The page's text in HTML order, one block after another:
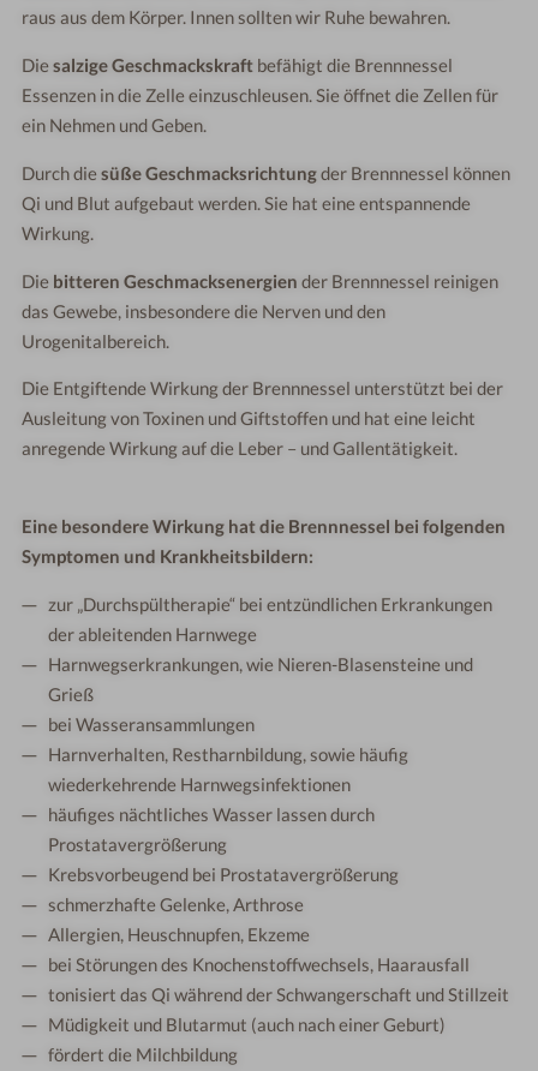
raus aus dem Körper. Innen sollten wir Ruhe bewahren.
Diesalzige Geschmackskraft befähigt die Brennnessel
Essenzen in die Zelle einzuschleusen. Sie öffnet die Zellen für
ein Nehmen und Geben.
Durch diesüße Geschmacksrichtungder Brennnessel können
Qi und Blut aufgebaut werden. Sie hat eine entspannende
Wirkung.
Die bitteren Geschmacksenergien der Brennnessel reinigen
das Gewebe, insbesondere die Nerven und den
Urogenitalbereich.
Die Entgiftende Wirkung der Brennnessel unterstützt bei der
Ausleitung von Toxinen und Giftstoffen und hat eine leicht
anregende Wirkung auf die Leber – und Gallentätigkeit.
Eine besondere Wirkung hat die Brennnessel bei folgenden
Symptomen und Krankheitsbildern:
zur „Durchspültherapie“ bei entzündlichen Erkrankungen
der ableitenden Harnwege
Harnwegserkrankungen, wie Nieren-Blasensteine und
Grieß
bei Wasseransammlungen
Harnverhalten, Restharnbildung, sowie häufig
wiederkehrende Harnwegsinfektionen
häufiges nächtliches Wasser lassen durch
Prostatavergrößerung
Krebsvorbeugend bei Prostatavergrößerung
schmerzhafte Gelenke, Arthrose
Allergien, Heuschnupfen, Ekzeme
bei Störungen des Knochenstoffwechsels, Haarausfall
tonisiert das Qi während der Schwangerschaft und Stillzeit
Müdigkeit und Blutarmut (auch nach einer Geburt)
fördert die Milchbildung